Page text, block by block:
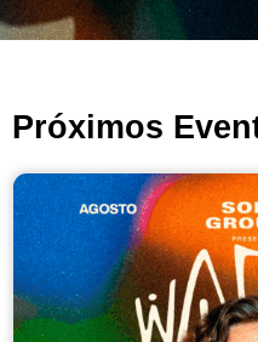
Próximos